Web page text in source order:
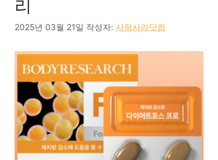
리
2025년 03월 21일 작성자: 사랑사라닷컴